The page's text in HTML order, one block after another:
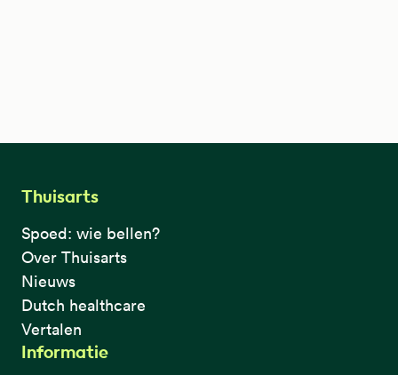
Thuisarts
Spoed: wie bellen?
Over Thuisarts
Nieuws
Dutch healthcare
Vertalen
Informatie